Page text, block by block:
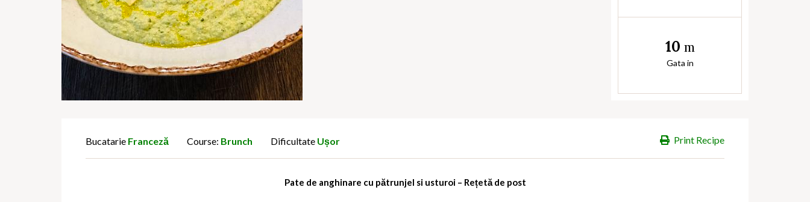
10 m
Gata in
Print Recipe
Bucatarie Franceză Course: Brunch Dificultate Ușor
Pate de anghinare cu pătrunjel si usturoi – Rețetă de post